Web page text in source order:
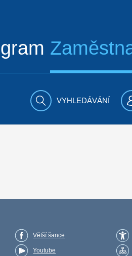
VYHLEDÁVÁNÍ
Větší šance
Youtube